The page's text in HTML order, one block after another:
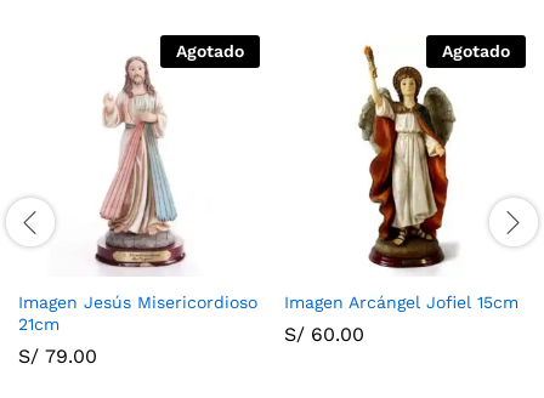
Agotado
Imagen Jesús Misericordioso
21cm
S/ 79.00
Agotado
Imagen Arcángel Jofiel 15cm
S/ 60.00